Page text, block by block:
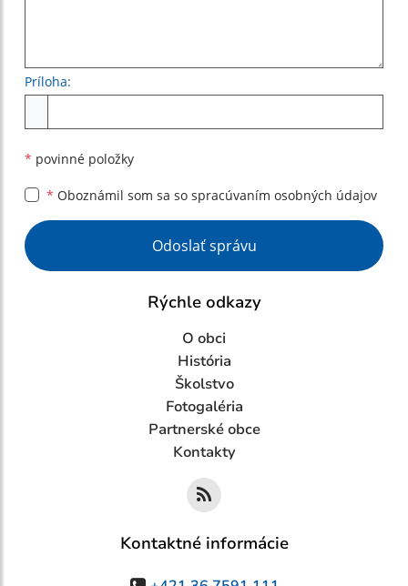
Príloha:
* povinné položky
* Oboznámil som sa so spracúvaním osobných údajov
Google reCaptcha Response
Odoslať správu
Rýchle odkazy
O obci
História
Školstvo
Fotogaléria
Partnerské obce
Kontakty
Kontaktné informácie